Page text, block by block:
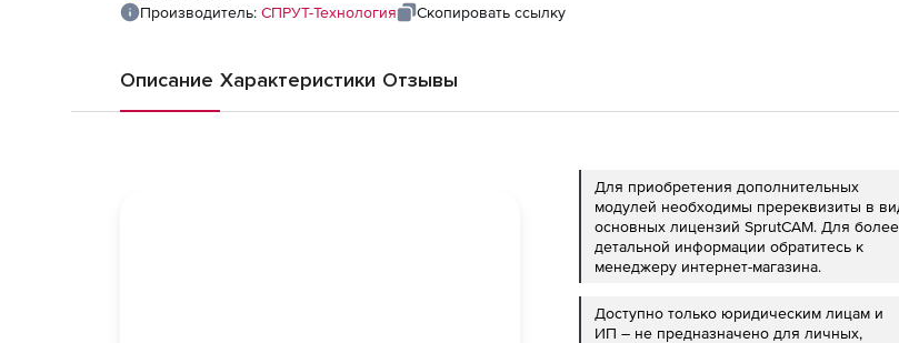
Производитель: СПРУТ-Технология Скопировать ссылку
Описание Характеристики Отзывы
Для приобретения дополнительных
модулей необходимы пререквизиты в
основных лицензий SprutCAM. Для более
детальной информации обратитесь к
менеджеру интернет-магазина.
Доступно только юридическим лицам и
ИП – не предназначено для личных,